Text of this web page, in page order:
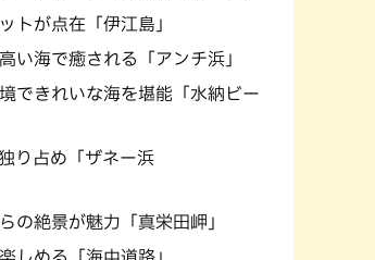
トが点在「伊江島」
い海で癒される「アンチ浜」
できれいな海を堪能「水納ビー
り占め「ザネー浜
の絶景が魅力「真栄田岬」